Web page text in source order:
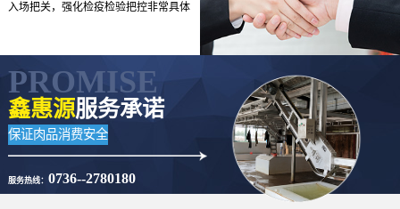
入场把关，强化检疫检验把控非常具体
PROMISE
鑫惠源服务承诺
保证肉品消费安全
服务热线： 0736--2780180